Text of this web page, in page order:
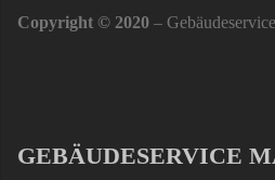
Copyright © 2020 –
GEBÄUDESERVICE